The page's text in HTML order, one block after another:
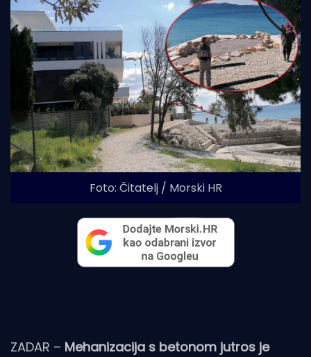
Foto: Čitatelj / Morski HR
ZADAR – Mehanizacija s betonom jutros je